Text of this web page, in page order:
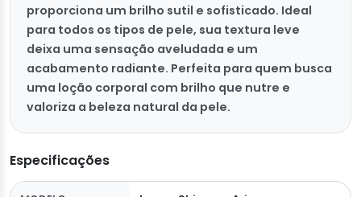
proporciona um brilho sutil e sofisticado. Ideal
para todos os tipos de pele, sua textura leve
deixa uma sensação aveludada e um
acabamento radiante. Perfeita para quem busca
uma loção corporal com brilho que nutre e
valoriza a beleza natural da pele.
Especificações